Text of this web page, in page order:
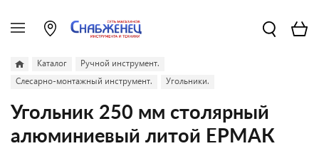
Каталог
Ручной инструмент.
Слесарно-монтажный инструмент.
Угольники.
Угольник 250 мм столярный
алюминиевый литой ЕРМАК